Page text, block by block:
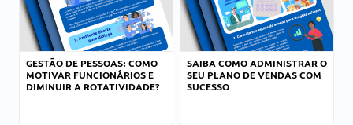
GESTÃO DE PESSOAS: COMO
MOTIVAR FUNCIONÁRIOS E
DIMINUIR A ROTATIVIDADE?
SAIBA COMO ADMINISTRAR O
SEU PLANO DE VENDAS COM
SUCESSO